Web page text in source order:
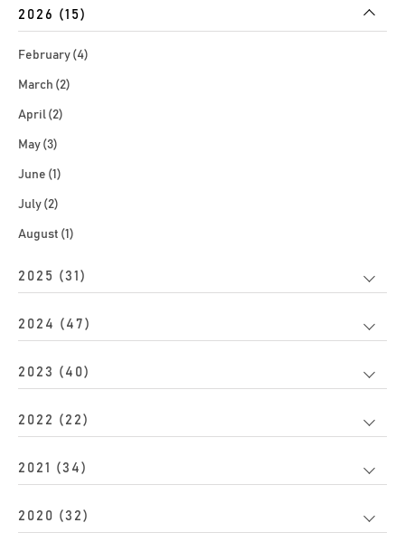
2026 (15)
February (4)
March (2)
April (2)
May (3)
June (1)
July (2)
August (1)
2025 (31)
2024 (47)
2023 (40)
2022 (22)
2021 (34)
2020 (32)